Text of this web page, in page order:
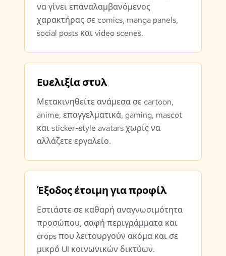
να γίνει επαναλαμβανόμενος
χαρακτήρας σε comics, manga panels,
social posts και video scenes.
Ευελιξία στυλ
Μετακινηθείτε ανάμεσα σε cartoon,
anime, επαγγελματικά, gaming, mascot
και sticker-style avatars χωρίς να
αλλάζετε εργαλείο.
Έξοδος έτοιμη για προφίλ
Εστιάστε σε καθαρή αναγνωσιμότητα
προσώπου, σαφή περιγράμματα και
crops που λειτουργούν ακόμα και σε
μικρό UI κοινωνικών δικτύων.